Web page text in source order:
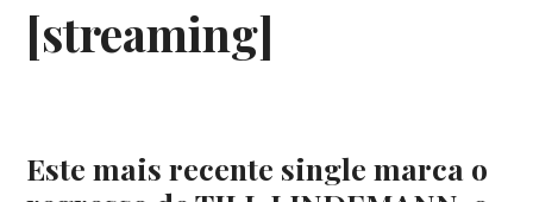
[streaming]
Este mais recente single marca o